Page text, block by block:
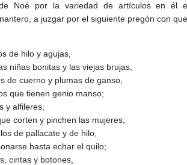
Noé por la variedad de artículos en él
a juzgar por el siguiente pregón con
de hilo y agujas,
niñas bonitas y las viejas brujas;
de cuerno y plumas de ganso,
que tienen genio manso;
y alfileres,
corten y pinchen las mujeres;
de pallacate y de hilo,
hasta echar el quilo;
cintas y botones,